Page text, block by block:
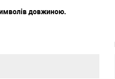
довжиною.